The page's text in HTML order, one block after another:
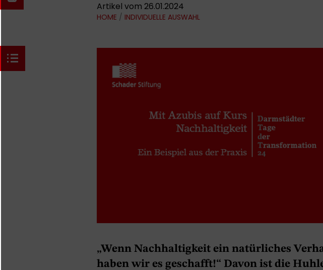
Artikel vom 26.01.2024
HOME / INDIVIDUELLE AUSWAHL
„Wenn Nachhaltigkeit ein natürliches
haben wir es geschafft!“ Davon ist die